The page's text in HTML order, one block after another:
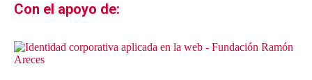
Con el apoyo de: